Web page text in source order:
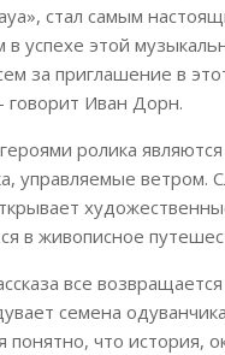
стал самым
в успехе этой
за приглашение в
говорит Иван Дорн.
ролика
управляемые ветром.
в живописное
все
семена
понятно, что история,